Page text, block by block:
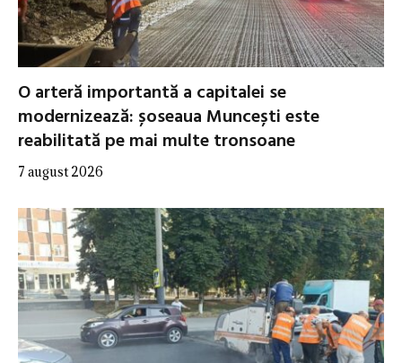
O arteră importantă a capitalei se
modernizează: șoseaua Muncești este
reabilitată pe mai multe tronsoane
7 august 2026